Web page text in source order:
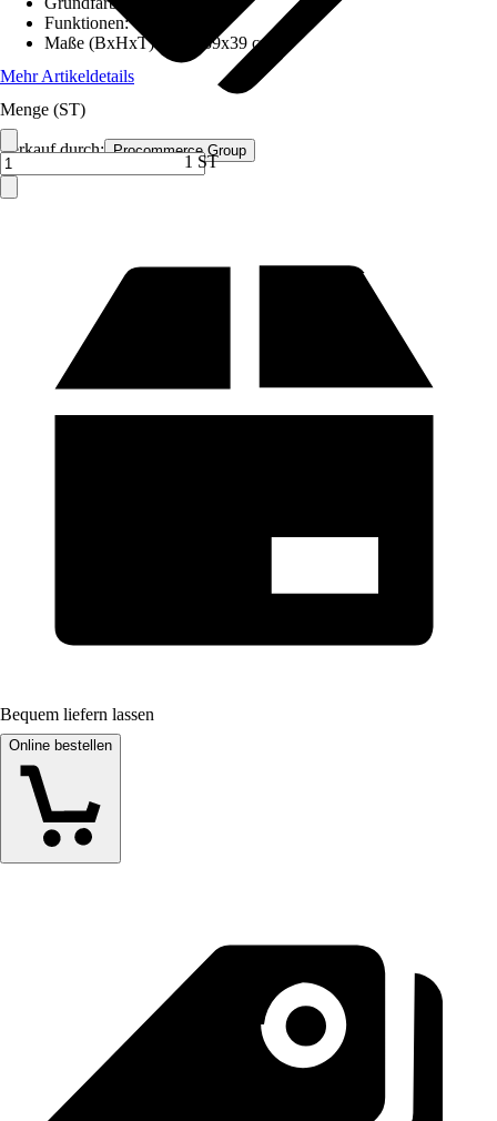
Verkauf durch: Procommerce Group
Funktionen:-
Maße (BxHxT)
45,5x39x39 cm
Mehr Artikeldetails
Menge (ST)
1 ST
Bequem liefern lassen
Online bestellen